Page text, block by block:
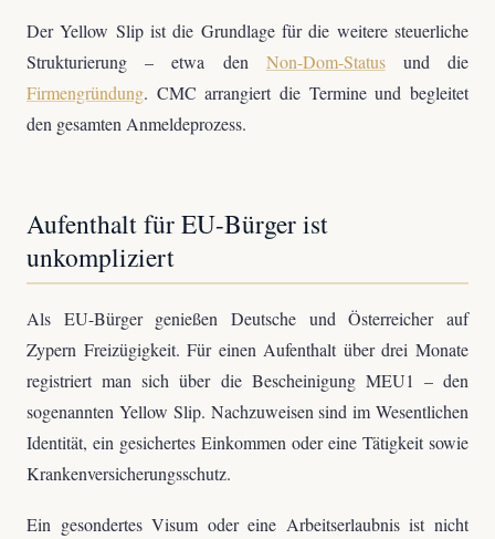
Der Yellow Slip ist die Grundlage für die weitere steuerliche
Strukturierung – etwa den Non-Dom-Statusund die
Firmengründung. CMC arrangiert die Termine und begleitet
den gesamten Anmeldeprozess.
Aufenthalt für EU-Bürger ist
unkompliziert
Als EU-Bürger genießen Deutsche und Österreicher auf
Zypern Freizügigkeit. Für einen Aufenthalt über drei Monate
registriert man sich über die Bescheinigung MEU1 – den
sogenannten Yellow Slip. Nachzuweisen sind im Wesentlichen
Identität, ein gesichertes Einkommen oder eine Tätigkeit sowie
Krankenversicherungsschutz.
Ein gesondertes Visum oder eine Arbeitserlaubnis ist nicht